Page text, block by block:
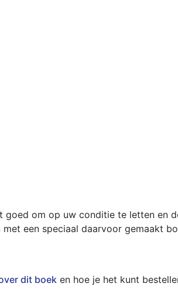
om op uw conditie te letten en
een speciaal daarvoor gemaakt
dit boek en hoe je het kunt